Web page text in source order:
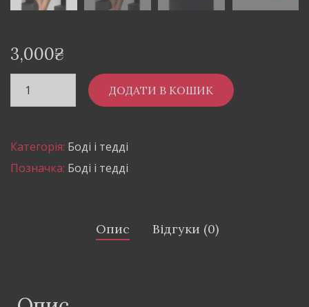
3,000₴
ДОДАТИ В КОШИК
Категорія: Боді і тедді
Позначка: Боді і тедді
Опис Відгуки (0)